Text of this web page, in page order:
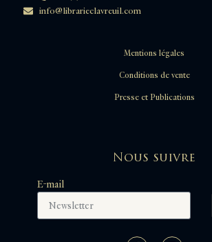
info@librarieclavreuil.com
Mentions légales
Conditions de vente
Presse et Publications
Nous suivre
E-mail